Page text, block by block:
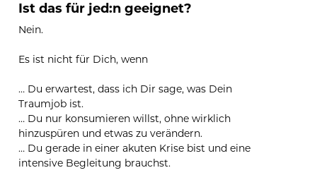
Ist das für jed:n geeignet?
Nein.
Es ist nicht für Dich, wenn
… Du erwartest, dass ich Dir sage, was Dein
Traumjob ist.
… Du nur konsumieren willst, ohne wirklich
hinzuspüren und etwas zu verändern.
… Du gerade in einer akuten Krise bist und eine
intensive Begleitung brauchst.